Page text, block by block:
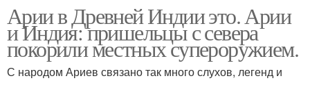
Шудра в древней индии Веды в древней индии
Арии в Древней Индии это. Арии
и Индия: пришельцы с севера
покорили местных супероружием.
С народом Ариев связано так много слухов, легенд и